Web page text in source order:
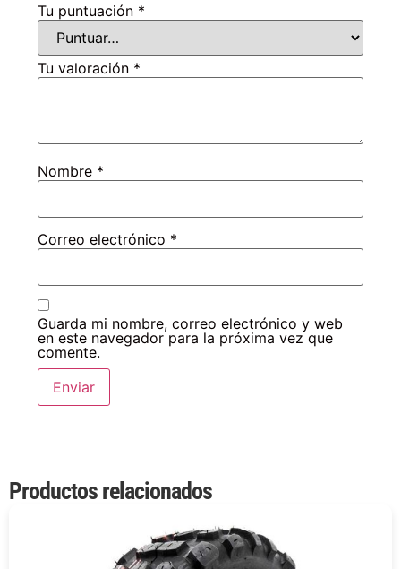
Tu puntuación *
Tu valoración *
Nombre *
Correo electrónico *
Guarda mi nombre, correo electrónico y web
en este navegador para la próxima vez que
comente.
Productos relacionados